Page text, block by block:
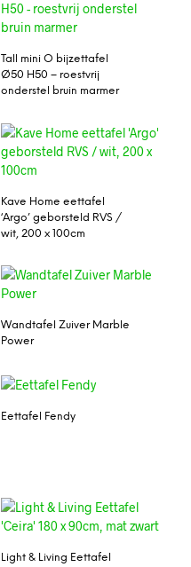
Tall mini O bijzettafel
Ø50 H50 – roestvrij
onderstel bruin marmer
Kave Home eettafel
‘Argo’ geborsteld RVS /
wit, 200 x 100cm
Wandtafel Zuiver Marble
Power
Eettafel Fendy
Light & Living Eettafel